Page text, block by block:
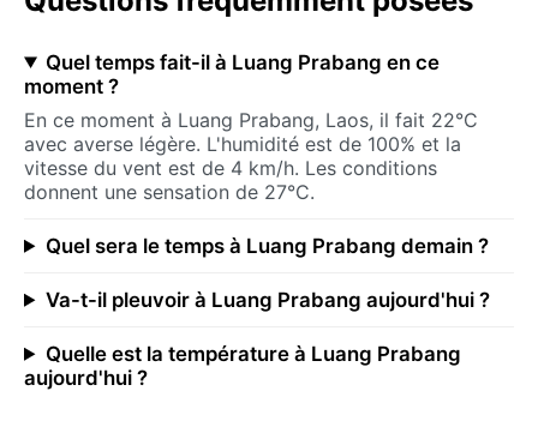
Quel temps fait-il à Luang Prabang en ce
moment ?
En ce moment à Luang Prabang, Laos, il fait 22°C
avec averse légère. L'humidité est de 100% et la
vitesse du vent est de 4 km/h. Les conditions
donnent une sensation de 27°C.
Quel sera le temps à Luang Prabang demain ?
Va-t-il pleuvoir à Luang Prabang aujourd'hui ?
Quelle est la température à Luang Prabang
aujourd'hui ?